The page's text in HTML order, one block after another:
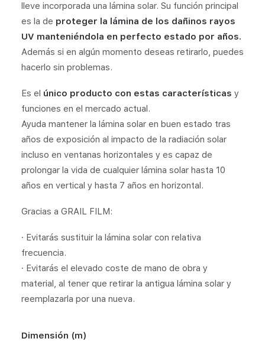
lleve incorporada una lámina solar. Su función principal
es la de proteger la lámina de los dañinos rayos
UV manteniéndola en perfecto estado por años.
Además si en algún momento deseas retirarlo, puedes
hacerlo sin problemas.
Es el único producto con estas características y
funciones en el mercado actual.
Ayuda mantener la lámina solar en buen estado tras
años de exposición al impacto de la radiación solar
incluso en ventanas horizontales y es capaz de
prolongar la vida de cualquier lámina solar hasta 10
años en vertical y hasta 7 años en horizontal.
Gracias a GRAIL FILM:
· Evitarás sustituir la lámina solar con relativa
frecuencia.
· Evitarás el elevado coste de mano de obra y
material, al tener que retirar la antigua lámina solar y
reemplazarla por una nueva.
Dimensión (m)